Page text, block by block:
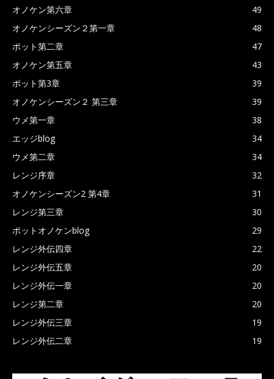
オノケン第六章
49
オノケンシーズン２第一章
48
ポット第二章
47
オノケン第五章
43
ポット第3章
39
オノケンシーズン２ 第三章
39
ウメ第一章
38
エッジblog
34
ウメ第二章
34
レンジ序章
32
オノケンシーズン2 第4章
31
レンジ第三章
30
ポットオノケンblog
29
レンジ外伝四章
22
レンジ外伝五章
20
レンジ外伝一章
20
レンジ第二章
20
レンジ外伝三章
19
レンジ外伝二章
19